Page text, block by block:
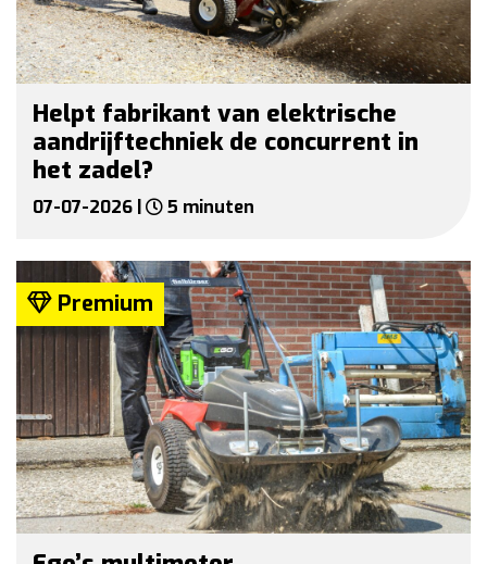
Helpt fabrikant van elektrische
aandrijftechniek de concurrent in
het zadel?
07-07-2026 | 5 minuten
Premium